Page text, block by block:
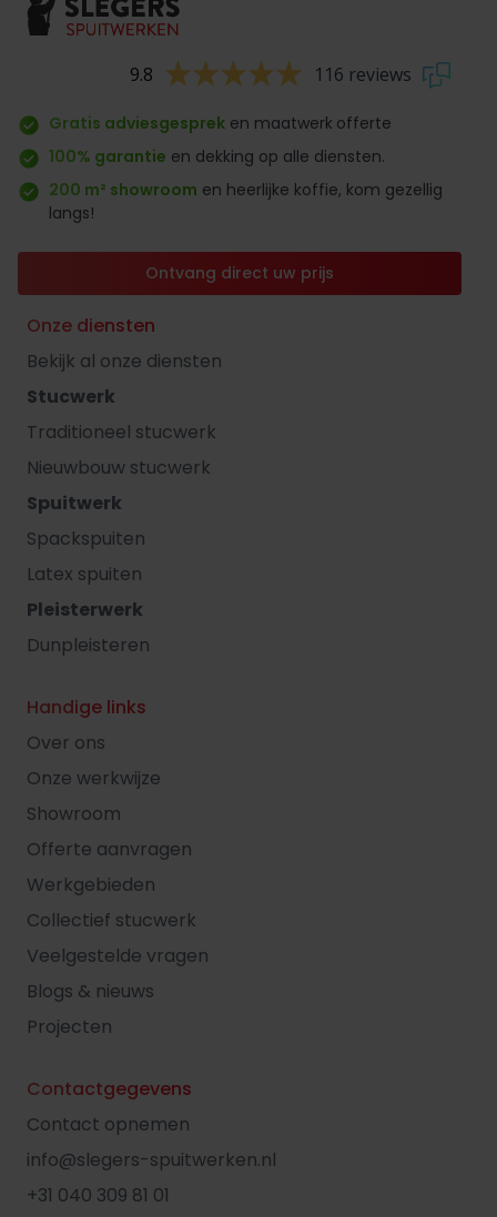
9.8 116 reviews
Gratis adviesgesprek en maatwerk offerte
100% garantie en dekking op alle diensten.
200 m² showroom en heerlijke koffie, kom gezellig
langs!
Ontvang direct uw prijs
Onze diensten
Bekijk al onze diensten
Stucwerk
Traditioneel stucwerk
Nieuwbouw stucwerk
Spuitwerk
Spackspuiten
Latex spuiten
Pleisterwerk
Dunpleisteren
Handige links
Over ons
Onze werkwijze
Showroom
Offerte aanvragen
Werkgebieden
Collectief stucwerk
Veelgestelde vragen
Blogs & nieuws
Projecten
Contactgegevens
Contact opnemen
info@slegers-spuitwerken.nl
+31 040 309 81 01